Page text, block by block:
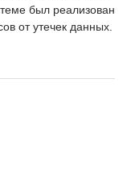
был реализован
от утечек данных.